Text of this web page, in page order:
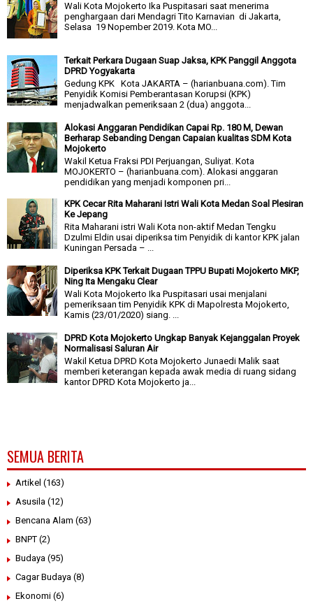
Wali Kota Mojokerto Ika Puspitasari saat menerima
penghargaan dari Mendagri Tito Karnavian di Jakarta,
Selasa 19 Nopember 2019. Kota MO...
Terkait Perkara Dugaan Suap Jaksa, KPK Panggil Anggota
DPRD Yogyakarta
Gedung KPK Kota JAKARTA – (harianbuana.com). Tim
Penyidik Komisi Pemberantasan Korupsi (KPK)
menjadwalkan pemeriksaan 2 (dua) anggota...
Alokasi Anggaran Pendidikan Capai Rp. 180 M, Dewan
Berharap Sebanding Dengan Capaian kualitas SDM Kota
Mojokerto
Wakil Ketua Fraksi PDI Perjuangan, Suliyat. Kota
MOJOKERTO – (harianbuana.com). Alokasi anggaran
pendidikan yang menjadi komponen pri...
KPK Cecar Rita Maharani Istri Wali Kota Medan Soal Plesiran
Ke Jepang
Rita Maharani istri Wali Kota non-aktif Medan Tengku
Dzulmi Eldin usai diperiksa tim Penyidik di kantor KPK jalan
Kuningan Persada – ...
Diperiksa KPK Terkait Dugaan TPPU Bupati Mojokerto MKP,
Ning Ita Mengaku Clear
Wali Kota Mojokerto Ika Puspitasari usai menjalani
pemeriksaan tim Penyidik KPK di Mapolresta Mojokerto,
Kamis (23/01/2020) siang. ...
DPRD Kota Mojokerto Ungkap Banyak Kejanggalan Proyek
Normalisasi Saluran Air
Wakil Ketua DPRD Kota Mojokerto Junaedi Malik saat
memberi keterangan kepada awak media di ruang sidang
kantor DPRD Kota Mojokerto ja...
SEMUA BERITA
Artikel (163)
Asusila (12)
Bencana Alam (63)
BNPT (2)
Budaya (95)
Cagar Budaya (8)
Ekonomi (6)